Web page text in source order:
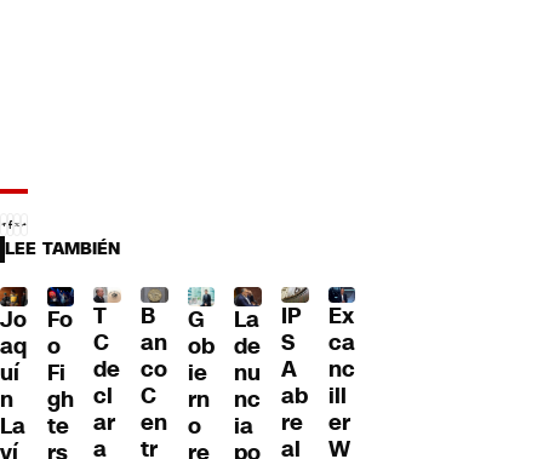
LEE TAMBIÉN
Jo
aq
uí
n
La
ví
Fo
o
Fi
gh
te
rs
T
C
de
cl
ar
a
B
an
co
C
en
tr
G
ob
ie
rn
o
re
La
de
nu
nc
ia
po
IP
S
A
ab
re
al
Ex
ca
nc
ill
er
W